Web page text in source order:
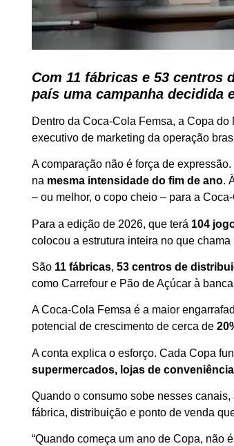
Com 11 fábricas e 53 centros
país uma campanha decidida
Dentro da Coca-Cola Femsa, a Copa do
executivo de marketing da operação
A comparação não é força de
na mesma intensidade do fim de ano.
– ou melhor, o copo cheio – para a
Para a edição de 2026, que terá 104
colocou a estrutura inteira no que chama
São 11 fábricas,53 centros de
como Carrefour e Pão de Açúcar à
A Coca-Cola Femsa é a maior
potencial de crescimento de cerca de
A conta explica o esforço. Cada Copa
supermercados, lojas de
Quando o consumo sobe nesses
fábrica, distribuição e ponto de venda
“Quando começa um ano de Copa, não